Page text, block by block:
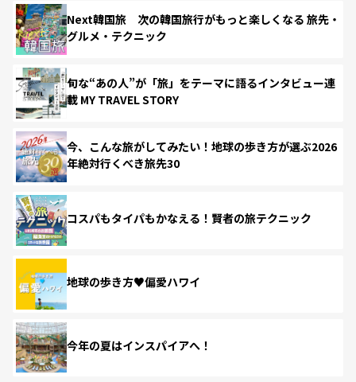
Next韓国旅 次の韓国旅行がもっと楽しくなる 旅先・
グルメ・テクニック
旬な“あの人”が「旅」をテーマに語るインタビュー連
載 MY TRAVEL STORY
今、こんな旅がしてみたい！地球の歩き方が選ぶ2026
年絶対行くべき旅先30
コスパもタイパもかなえる！賢者の旅テクニック
地球の歩き方♥偏愛ハワイ
今年の夏はインスパイアへ！